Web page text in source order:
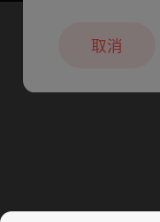
下一话
本章节仅支
取消